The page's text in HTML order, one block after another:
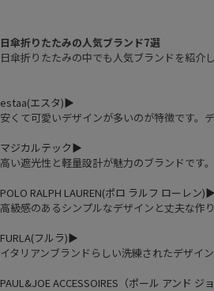
日傘折りたたみの人気ブランド7選
日傘折りたたみの中でも人気ブランドを紹介
estaa(エスタ)▶︎
安くて可愛いデザインが多いのが特徴です。
マジカルテック▶︎
高い遮光性と軽量設計が魅力のブランドです
POLO RALPH LAUREN(ポロ ラルフ ローレン
高級感のあるシンプルなデザインと丈夫な作
FURLA(フルラ)▶︎
イタリアンブランドらしい洗練されたデザイ
PAUL&JOE ACCESSOIRES（ポール アンド ジ